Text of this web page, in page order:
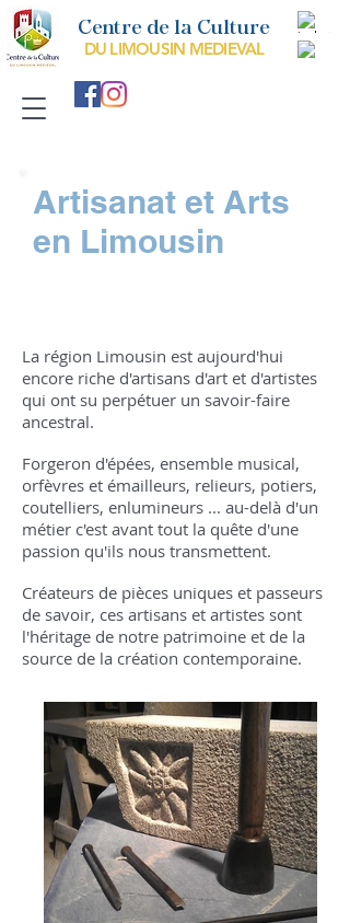
Centre de la Culture
DU LIMOUSIN MEDIEVAL
Artisanat et Arts
en Limousin
La région Limousin est aujourd'hui
encore riche d'artisans d'art et d'artistes
qui ont su perpétuer un savoir-faire
ancestral.
Forgeron d'épées, ensemble musical,
orfèvres et émailleurs, relieurs, potiers,
coutelliers, enlumineurs ... au-delà d'un
métier c'est avant tout la quête d'une
passion qu'ils nous transmettent.
Créateurs de pièces uniques et passeurs
de savoir, ces artisans et artistes sont
l'héritage de notre patrimoine et de la
source de la création contemporaine.